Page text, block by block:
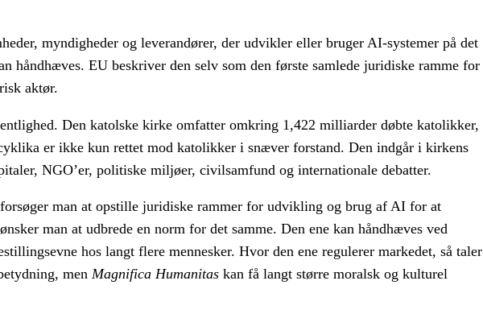
myndigheder og leverandører, der udvikler eller bruger AI-systemer på det
håndhæves. EU beskriver den selv som den første samlede juridiske ramme for
aktør.
Den katolske kirke omfatter omkring 1,422 milliarder døbte katolikker,
er ikke kun rettet mod katolikker i snæver forstand. Den indgår i kirkens
NGO’er, politiske miljøer, civilsamfund og internationale debatter.
man at opstille juridiske rammer for udvikling og brug af AI for at
man at udbrede en norm for det samme. Den ene kan håndhæves ved
hos langt flere mennesker. Hvor den ene regulerer markedet, så taler
men Magnifica Humanitas kan få langt større moralsk og kulturel